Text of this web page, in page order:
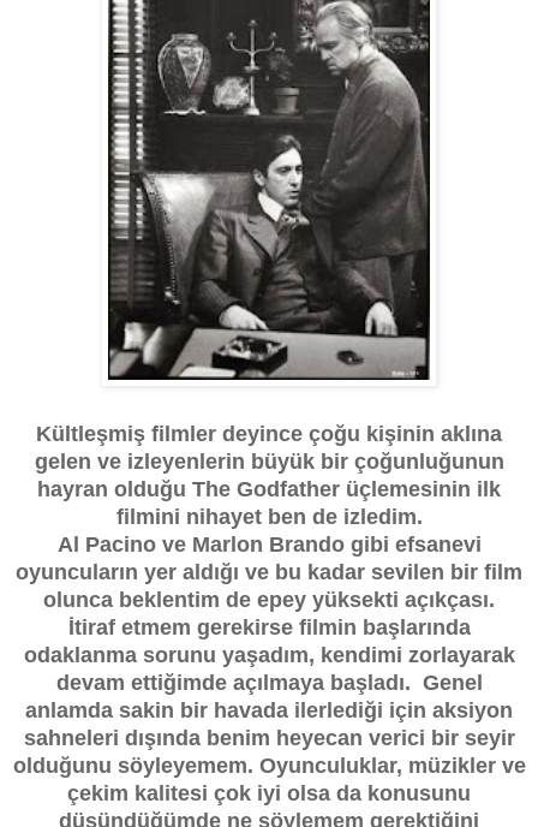
Kültleşmiş filmler deyince çoğu kişinin aklına
gelen ve izleyenlerin büyük bir çoğunluğunun
hayran olduğu The Godfather üçlemesinin ilk
filmini nihayet ben de izledim.
Al Pacino ve Marlon Brando gibi efsanevi
oyuncuların yer aldığı ve bu kadar sevilen bir film
olunca beklentim de epey yüksekti açıkçası.
İtiraf etmem gerekirse filmin başlarında
odaklanma sorunu yaşadım, kendimi zorlayarak
devam ettiğimde açılmaya başladı. Genel
anlamda sakin bir havada ilerlediği için aksiyon
sahneleri dışında benim heyecan verici bir seyir
olduğunu söyleyemem. Oyunculuklar, müzikler ve
çekim kalitesi çok iyi olsa da konusunu
düşündüğümde ne söylemem gerektiğini